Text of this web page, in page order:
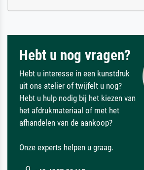
Hebt u nog vragen?
Hebt u interesse in een kunstdruk
uit ons atelier of twijfelt u nog?
Hebt u hulp nodig bij het kiezen van
het afdrukmateriaal of met het
afhandelen van de aankoop?
Onze experts helpen u graag.